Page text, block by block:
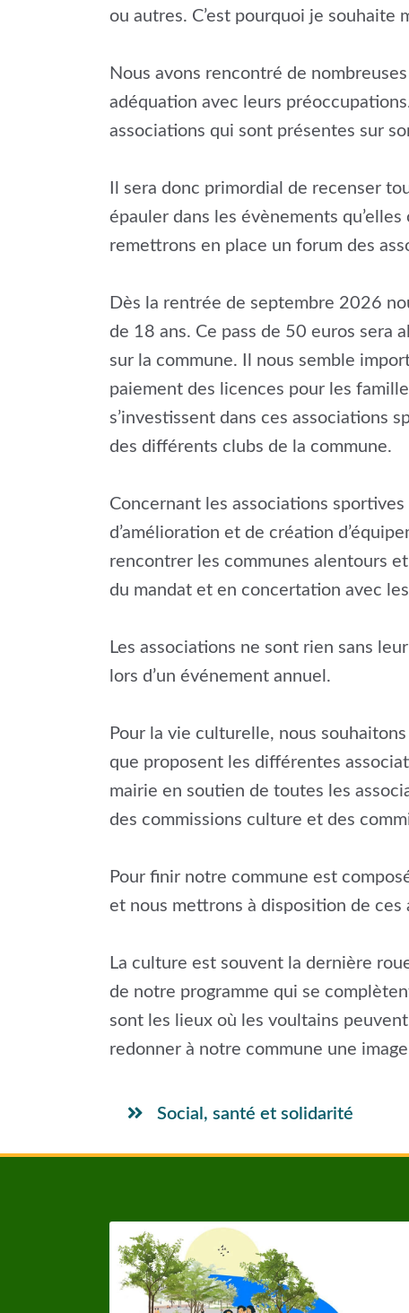
ou autres. C’est pourquoi je
Nous avons rencontré de
adéquation avec leurs
associations qui sont présentes sur
Il sera donc primordial de recenser
épauler dans les évènements
remettrons en place un forum des
Dès la rentrée de septembre 2026
de 18 ans. Ce pass de 50 euros
sur la commune. Il nous semble
paiement des licences pour les
s’investissent dans ces associations
des différents clubs de la commune.
Concernant les associations
d’amélioration et de création
rencontrer les communes alentours
du mandat et en concertation avec
Les associations ne sont rien sans
lors d’un événement annuel.
Pour la vie culturelle, nous
que proposent les différentes
mairie en soutien de toutes les
des commissions culture et des
Pour finir notre commune est
et nous mettrons à disposition de
La culture est souvent la dernière
de notre programme qui se
sont les lieux où les voultains
redonner à notre commune une
Social, santé et solidarité